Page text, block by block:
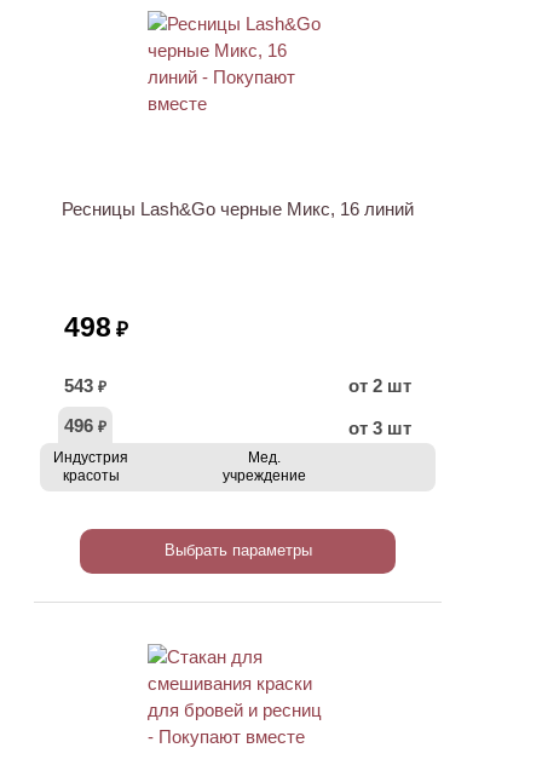
Ресницы Lash&Go черные Микс, 16 линий
498 ₽
543 ₽
от 2 шт
496 ₽ от 3 шт
Индустрия
красоты
Мед.
учреждение
Выбрать параметры